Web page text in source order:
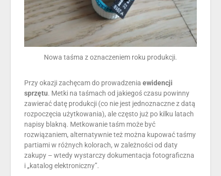
Nowa taśma z oznaczeniem roku produkcji.
Przy okazji zachęcam do prowadzenia ewidencji
sprzętu. Metki na taśmach od jakiegoś czasu powinny
zawierać datę produkcji (co nie jest jednoznaczne z datą
rozpoczęcia użytkowania), ale często już po kilku latach
napisy blakną. Metkowanie taśm może być
rozwiązaniem, alternatywnie też można kupować taśmy
partiami w różnych kolorach, w zależności od daty
zakupy – wtedy wystarczy dokumentacja fotograficzna
i „katalog elektroniczny”.